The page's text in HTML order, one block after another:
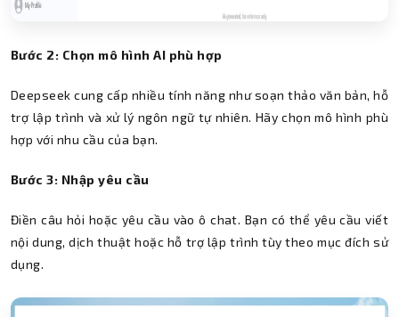
Bước 2: Chọn mô hình AI phù hợp
Deepseek cung cấp nhiều tính năng như soạn thảo văn bản, hỗ
trợ lập trình và xử lý ngôn ngữ tự nhiên. Hãy chọn mô hình phù
hợp với nhu cầu của bạn.
Bước 3: Nhập yêu cầu
Điền câu hỏi hoặc yêu cầu vào ô chat. Bạn có thể yêu cầu viết
nội dung, dịch thuật hoặc hỗ trợ lập trình tùy theo mục đích sử
dụng.